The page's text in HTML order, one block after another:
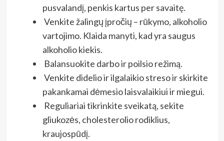
pusvalandį, penkis kartus per savaitę.
Venkite žalingų įpročių – rūkymo, alkoholio
vartojimo. Klaida manyti, kad yra saugus
alkoholio kiekis.
Balansuokite darbo ir poilsio režimą.
Venkite didelio ir ilgalaikio streso ir skirkite
pakankamai dėmesio laisvalaikiui ir miegui.
Reguliariai tikrinkite sveikatą, sekite
gliukozės, cholesterolio rodiklius,
kraujospūdį.